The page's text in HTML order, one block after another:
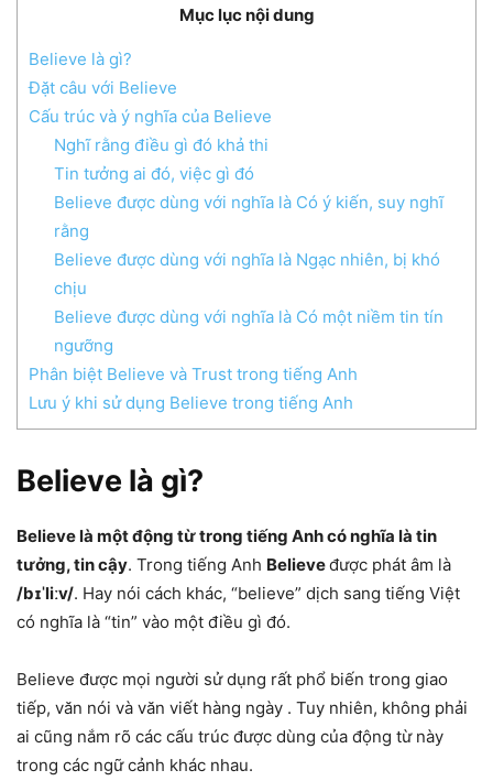
Mục lục nội dung
Believe là gì?
Đặt câu với Believe
Cấu trúc và ý nghĩa của Believe
Nghĩ rằng điều gì đó khả thi
Tin tưởng ai đó, việc gì đó
Believe được dùng với nghĩa là Có ý kiến, suy nghĩ
rằng
Believe được dùng với nghĩa là Ngạc nhiên, bị khó
chịu
Believe được dùng với nghĩa là Có một niềm tin tín
ngưỡng
Phân biệt Believe và Trust trong tiếng Anh
Lưu ý khi sử dụng Believe trong tiếng Anh
Believe là gì?
Believe là một động từ trong tiếng Anh có nghĩa là tin
tưởng, tin cậy. Trong tiếng Anh Believeđược phát âm là
/bɪˈliːv/. Hay nói cách khác, “believe” dịch sang tiếng Việt
có nghĩa là “tin” vào một điều gì đó.
Believe được mọi người sử dụng rất phổ biến trong giao
tiếp, văn nói và văn viết hàng ngày . Tuy nhiên, không phải
ai cũng nắm rõ các cấu trúc được dùng của động từ này
trong các ngữ cảnh khác nhau.